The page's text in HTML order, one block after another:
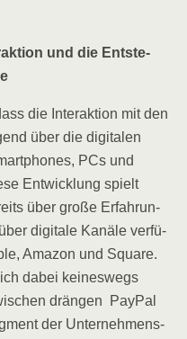
und die Ent­ste­
die Inter­ak­ti­on mit den
über die digi­ta­len
PCs und
Ent­wick­lung spielt
über gro­ße Erfah­run­
digi­ta­le Kanä­le ver­fü­
Ama­zon und Squa­re.
dabei kei­nes­wegs
drän­gen Pay­Pal
der Unter­neh­mens­